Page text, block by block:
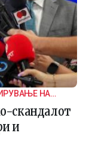
НА
скандалот
и